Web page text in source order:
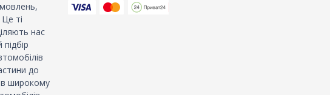
ті
нас
до
широкому